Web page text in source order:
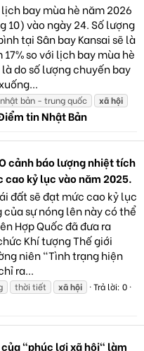
bay mùa hè năm 2026
10) vào ngày 24. Số lượng
tại Sân bay Kansai sẽ là
so với lịch bay mùa hè
do số lượng chuyến bay
bản - trung quốc xãhội
tin Nhật Bản
cảnh báo lượng nhiệt tích
kỷ lục vào năm 2025.
đất sẽ đạt mức cao kỷ lục
sự nóng lên này có thể
Hợp Quốc đã đưa ra
Khí tượng Thế giới
niên "Tình trạng hiện
ra...
thời tiết xãhội
Trả lời: 0
của "phúc lợi xã hội" làm